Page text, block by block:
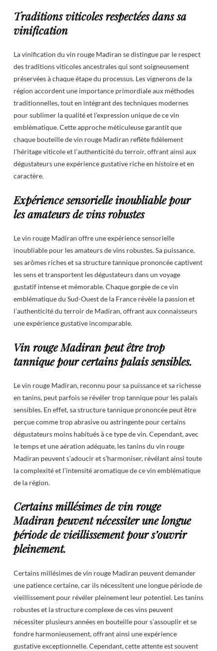
Traditions viticoles respectées dans sa
vinification
La vinification du vin rouge Madiran se distingue par le respect
des traditions viticoles ancestrales qui sont soigneusement
préservées à chaque étape du processus. Les vignerons de la
région accordent une importance primordiale aux méthodes
traditionnelles, tout en intégrant des techniques modernes
pour sublimer la qualité et l’expression unique de ce vin
emblématique. Cette approche méticuleuse garantit que
chaque bouteille de vin rouge Madiran reflète fidèlement
l’héritage viticole et l’authenticité du terroir, offrant ainsi aux
dégustateurs une expérience gustative riche en histoire et en
caractère.
Expérience sensorielle inoubliable pour
les amateurs de vins robustes
Le vin rouge Madiran offre une expérience sensorielle
inoubliable pour les amateurs de vins robustes. Sa puissance,
ses arômes riches et sa structure tannique prononcée captivent
les sens et transportent les dégustateurs dans un voyage
gustatif intense et mémorable. Chaque gorgée de ce vin
emblématique du Sud-Ouest de la France révèle la passion et
l’authenticité du terroir de Madiran, offrant aux connaisseurs
une expérience gustative incomparable.
Vin rouge Madiran peut être trop
tannique pour certains palais sensibles.
Le vin rouge Madiran, reconnu pour sa puissance et sa richesse
en tanins, peut parfois se révéler trop tannique pour les palais
sensibles. En effet, sa structure tannique prononcée peut être
perçue comme trop abrasive ou astringente pour certains
dégustateurs moins habitués à ce type de vin. Cependant, avec
le temps et une aération adéquate, les tanins du vin rouge
Madiran peuvent s’adoucir et s’harmoniser, révélant ainsi toute
la complexité et l’intensité aromatique de ce vin emblématique
de la région.
Certains millésimes de vin rouge
Madiran peuvent nécessiter une longue
période de vieillissement pour s’ouvrir
pleinement.
Certains millésimes de vin rouge Madiran peuvent demander
une patience certaine, car ils nécessitent une longue période de
vieillissement pour révéler pleinement leur potentiel. Les tanins
robustes et la structure complexe de ces vins peuvent
nécessiter plusieurs années en bouteille pour s’assouplir et se
fondre harmonieusement, offrant ainsi une expérience
gustative exceptionnelle. Cependant, cette attente est souvent